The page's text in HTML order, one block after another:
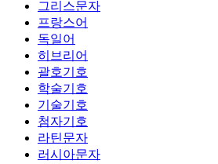
그리스문자
프랑스어
독일어
히브리어
괄호기호
학술기호
기술기호
첨자기호
라틴문자
러시아문자